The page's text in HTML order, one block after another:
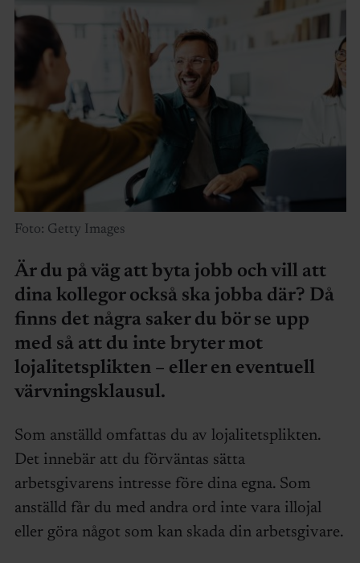
Foto: Getty Images
Är du på väg att byta jobb och vill att
dina kollegor också ska jobba där? Då
finns det några saker du bör se upp
med så att du inte bryter mot
lojalitetsplikten – eller en eventuell
värvningsklausul.
Som anställd omfattas du av lojalitetsplikten.
Det innebär att du förväntas sätta
arbetsgivarens intresse före dina egna. Som
anställd får du med andra ord inte vara illojal
eller göra något som kan skada din arbetsgivare.